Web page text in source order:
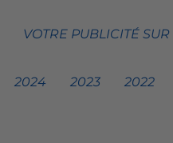
VOTRE PUBLICITÉ
2024 2023 2022